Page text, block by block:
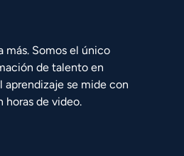
más. Somos el único
de talento en
se mide con
de video.